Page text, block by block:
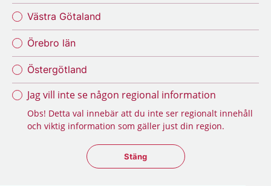
Västra Götaland
Örebro län
Östergötland
Jag vill inte se någon regional information
Obs! Detta val innebär att du inte ser regionalt innehåll
och viktig information som gäller just din region.
Stäng regionsväljaren
Stäng